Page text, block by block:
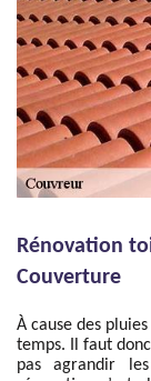
Rénovation
Couverture
À cause des
temps. Il faut
pas agrandir